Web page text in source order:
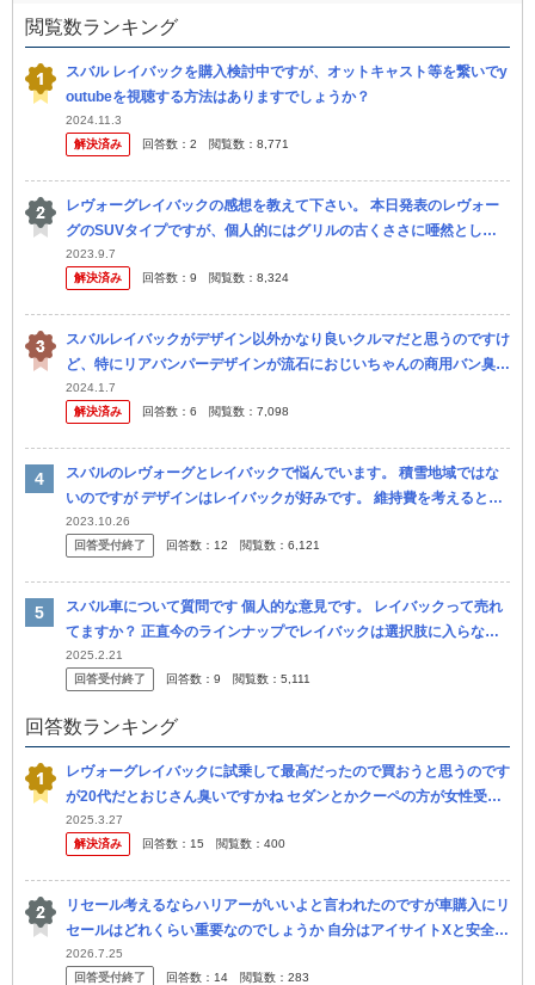
閲覧数ランキング
スバル レイバックを購入検討中ですが、オットキャスト等を繋いでy
outubeを視聴する方法はありますでしょうか？
2024.11.3
解決済み
回答数： 2 閲覧数： 8,771
レヴォーグレイバックの感想を教えて下さい。 本日発表のレヴォー
グのSUVタイプですが、個人的にはグリルの古くささに唖然としま
した。 またエンジンも1.8Lターボということで、これだけならフォ
レス...
2023.9.7
解決済み
回答数： 9 閲覧数： 8,324
スバルレイバックがデザイン以外かなり良いクルマだと思うのですけ
ど、特にリアバンパーデザインが流石におじいちゃんの商用バン臭す
ぎませんか？ ボディ色が白やシルバーだと特に何ともな感じで、例
えば女性...
2024.1.7
解決済み
回答数： 6 閲覧数： 7,098
スバルのレヴォーグとレイバックで悩んでいます。 積雪地域ではな
いのですが デザインはレイバックが好みです。 維持費を考えるとレ
ヴォーグにするべきでしょうか？
2023.10.26
回答受付終了
回答数： 12 閲覧数： 6,121
スバル車について質問です 個人的な意見です。 レイバックって売れ
てますか？ 正直今のラインナップでレイバックは選択肢に入らない
と思うんです。 SUVなら安定のフォレスターか、余裕のある人はア
ウ...
2025.2.21
回答受付終了
回答数： 9 閲覧数： 5,111
回答数ランキング
レヴォーグレイバックに試乗して最高だったので買おうと思うのです
が20代だとおじさん臭いですかね セダンとかクーペの方が女性受け
良かったりしますか
2025.3.27
解決済み
回答数： 15 閲覧数： 400
リセール考えるならハリアーがいいよと言われたのですが車購入にリ
セールはどれくらい重要なのでしょうか 自分はアイサイトXと安全性
能が気に入ったのでスバルのレイバックのハイブリッドモデルを考え
ていま...
2026.7.25
回答受付終了
回答数： 14 閲覧数： 283